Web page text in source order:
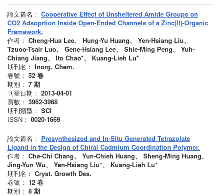
論文篇名： Cooperative Effect of Unsheltered Amide Groups on
CO2 Adsoprtion Inside Open-Ended Channels of a Zinc(II)-Organic
Framework.
作者： Cheng-Hua Lee、 Hung-Yu Huang、 Yen-Hsiang Liu、
Tzuoo-Tsair Luo、 Gene-Hsiang Lee、 Shie-Ming Peng、 Yuh-
Chiang Jiang、 Ito Chao*、 Kuang-Lieh Lu*
期刊名： Inorg. Chem.
卷號： 52 卷
期別： 7 期
刊登日期： 2013-04-01
頁數： 3962-3968
期刊類型： SCI
ISSN： 0020-1669
論文篇名： Presynthesized and In-Situ Generated Tetrazolate
Ligand in the Design of Chiral Cadmium Coordination Polymer.
作者： Che-Chi Chang、 Yun-Chieh Huang、 Sheng-Ming Huang、
Jing-Yun Wu、 Yen-Hsiang Liu*、 Kuang-Lieh Lu*
期刊名： Cryst. Growth Des.
卷號： 12 卷
期別： 8 期